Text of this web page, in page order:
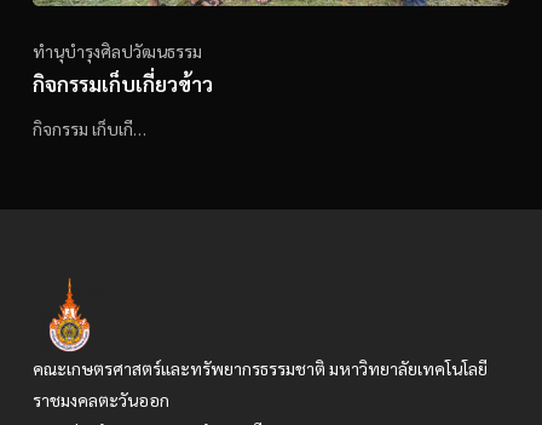
ทำนุบำรุงศิลปวัฒนธรรม
กิจกรรมเก็บเกี่ยวข้าว
กิจกรรม เก็บเกี…
คณะเกษตรศาสตร์และทรัพยากรธรรมชาติ มหาวิทยาลัยเทคโนโลยี
ราชมงคลตะวันออก